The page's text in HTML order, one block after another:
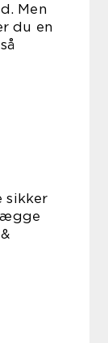
Men
du en
sikker